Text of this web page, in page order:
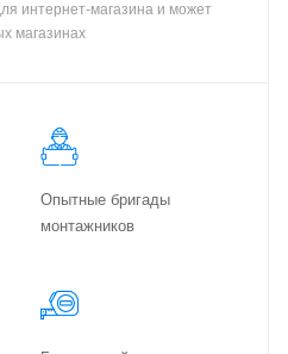
интернет-магазина и может
магазинах
Опытные бригады
монтажников